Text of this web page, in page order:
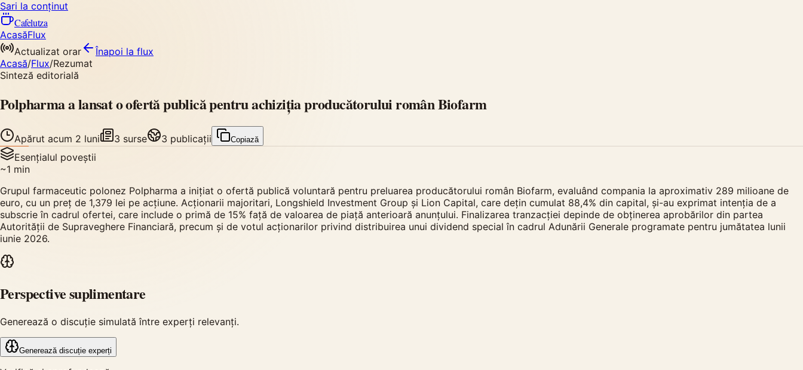
Sari la conținut
Cafelutza
AcasăFlux
Actualizat orar
Înapoi la flux
Acasă/Flux/Rezumat
Sinteză editorială
Polpharma a lansat o ofertă publică pentru achiziția producătorului român Biofarm
Apărut acum 2 luni 3 surse 3 publicații Copiază
Esențialul poveștii
~1 min
Grupul farmaceutic polonez Polpharma a inițiat o ofertă publică voluntară pentru preluarea producătorului român Biofarm, evaluând compania la aproximativ 289 milioane de
euro, cu un preț de 1,379 lei pe acțiune. Acționarii majoritari, Longshield Investment Group și Lion Capital, care dețin cumulat 88,4% din capital, și-au exprimat intenția de a
subscrie în cadrul ofertei, care include o primă de 15% față de valoarea de piață anterioară anunțului. Finalizarea tranzacției depinde de obținerea aprobărilor din partea
Autorității de Supraveghere Financiară, precum și de votul acționarilor privind distribuirea unui dividend special în cadrul Adunării Generale programate pentru jumătatea lunii
iunie 2026.
Perspective suplimentare
Generează o discuție simulată între experți relevanți.
Generează discuție experți